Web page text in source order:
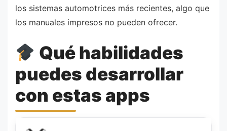
los sistemas automotrices más recientes, algo que
los manuales impresos no pueden ofrecer.
Qué habilidades
puedes desarrollar
con estas apps